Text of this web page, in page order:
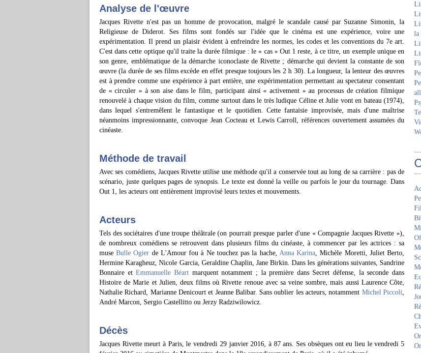
Analyse de l'œuvre
Jacques Rivette n'est pas un homme de provocation, malgré le scandale causé par Suzanne Simonin, la
Religieuse de Diderot. Ses films sont fondés sur l'idée que le cinéma est une expérience, voire une
expérimentation. Il prend un plaisir évident à enfreindre les normes, les codes et les conventions du 7e art.
C'est dans cette optique qu'il traite la durée filmique : le « cas » Out 1 reste, à ce titre, un exemple unique en
son genre, emblématique de la démarche iconoclaste de Rivette ; démarche qui devient la constante de son
œuvre (la durée de ses films excède en effet presque toujours les 2 h 30). La longueur, la lenteur des œuvres
est à prendre comme une expérience à part entière, une expérimentation permettant au spectateur consentant
de « circuler » à son aise dans le film, participant ainsi « activement » au processus de création filmique
renouvelé à chaque vision du film, comme surtout dans le très ludique Céline et Julie vont en bateau (1974),
dans lequel s'entremêlent le fantastique et le quotidien. Cette fantaisie improvisée, mais d'une maîtrise
néanmoins impressionnante, convoque Jean Cocteau et Lewis Carroll, références ouvertement assumées du
cinéaste.
Méthode de travail
Avec ses comédiens, Jacques Rivette utilise une méthode qu'il a conservée tout au long de sa carrière : pas de
scénario, juste quelques pages de synopsis. Le texte est donné la veille ou parfois le jour du tournage. Dans
Out 1, les acteurs ont entièrement improvisé leurs textes et mouvements.
Acteurs
Tels des sociétaires d'une troupe théâtrale (on pourrait presque parler d'une « Compagnie Jacques Rivette »),
de nombreux comédiens se retrouvent dans plusieurs films du cinéaste, à commencer par les actrices : sa
museBulle Ogier de L'Amour fou à Ne touchez pas la hache, Anna Karina, Michèle Moretti, Juliet Berto,
Hermine Karagheuz, Nicole Garcia, Geraldine Chaplin, Jane Birkin. Dans les générations suivantes, Sandrine
Bonnaire etEmmanuelle Béartmarquent notamment ; la première dans Secret défense, la seconde dans
Histoire de Marie et Julien, deux films où Rivette renoue avec sa veine sombre, mais aussi Laurence Côte,
Nathalie Richard, Marianne Denicourt et Jeanne Balibar. Sans oublier les acteurs, notamment Michel Piccoli,
André Marcon, Sergio Castellitto ou Jerzy Radziwilowicz.
Décès
Jacques Rivette meurt à Paris, le vendredi 29 janvier 2016, à 87 ans. Ses obsèques ont eu lieu le vendredi 5
la